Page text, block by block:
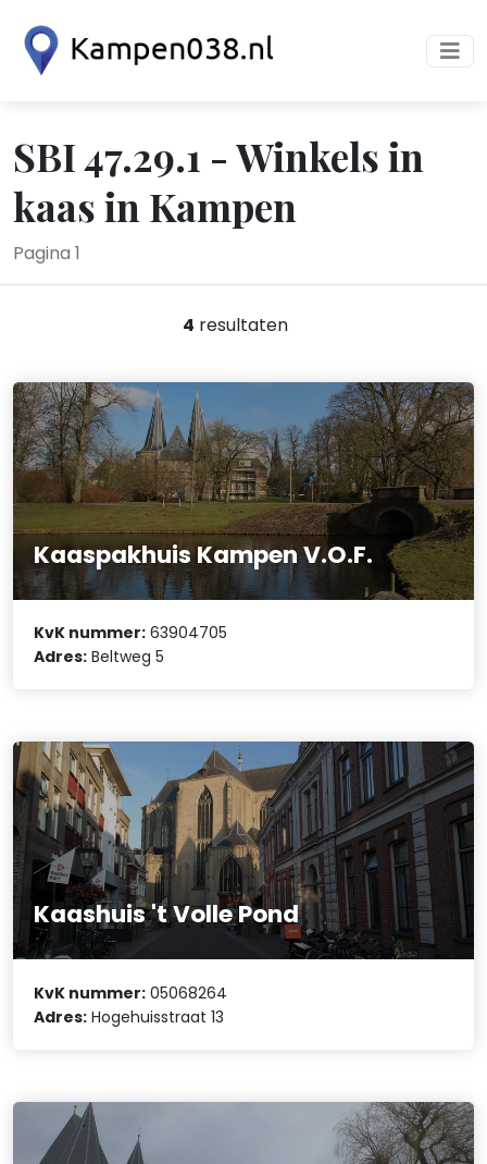
SBI 47.29.1 - Winkels in
kaas in Kampen
Pagina 1
4 resultaten
Kaaspakhuis Kampen V.O.F.
KvK nummer: 63904705
Adres: Beltweg 5
Kaashuis 't Volle Pond
KvK nummer: 05068264
Adres: Hogehuisstraat 13